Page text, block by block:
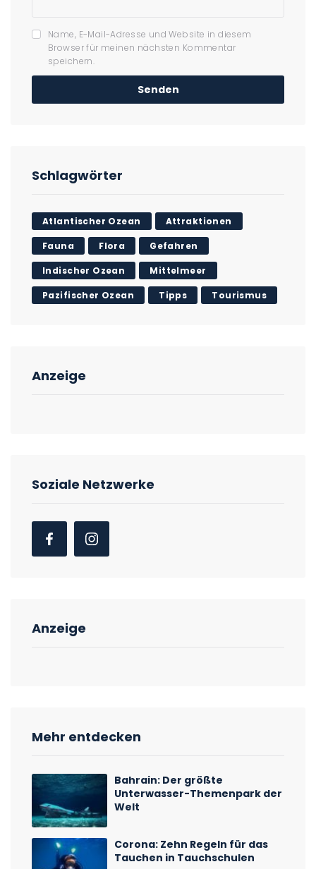
Name, E-Mail-Adresse und Website in diesem
Browser für meinen nächsten Kommentar
speichern.
Schlagwörter
Atlantischer Ozean Attraktionen
Fauna Flora Gefahren
Indischer Ozean Mittelmeer
Pazifischer Ozean Tipps Tourismus
Anzeige
Soziale Netzwerke
Anzeige
Mehr entdecken
Bahrain: Der größte
Unterwasser-Themenpark der
Welt
Corona: Zehn Regeln für das
Tauchen in Tauchschulen